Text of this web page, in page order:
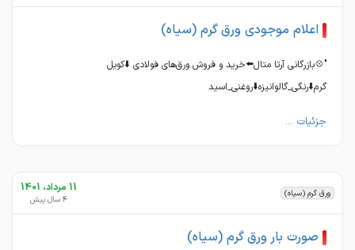
اعلام موجودی ورق گرم (سیاه)
"💠بازرگانی آرتا متال⬅️خرید و‌ فروش ورق‌های فولادی ⬇️کویل
گرم⬇️رنگی_گالوانیزه⬇️روغنی_اسید
جزئیات ...
ورق گرم (سیاه) 11 مرداد، 1401
4 سال پیش
صورت بار ورق گرم (سیاه)